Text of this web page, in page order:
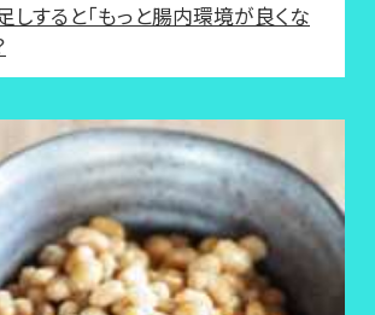
しすると「もっと腸内環境が良くな